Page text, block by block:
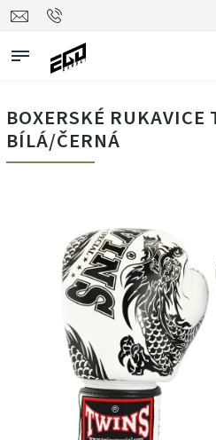
BOXERSKÉ RUKAVICE
BÍLÁ/ČERNÁ